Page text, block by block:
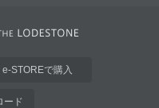
e-STOREで購入
ード